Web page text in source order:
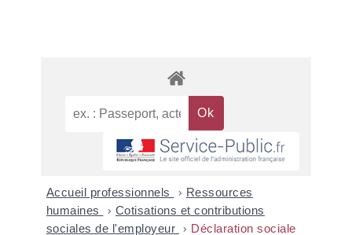
Accueil professionnels > Ressources
humaines
> Cotisations et contributions
sociales de l'employeur > Déclaration sociale